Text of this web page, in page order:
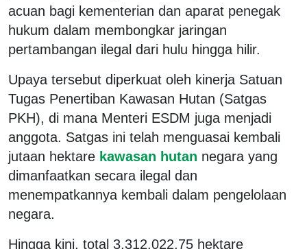
acuan bagi kementerian dan aparat penegak
hukum dalam membongkar jaringan
pertambangan ilegal dari hulu hingga hilir.
Upaya tersebut diperkuat oleh kinerja Satuan
Tugas Penertiban Kawasan Hutan (Satgas
PKH), di mana Menteri ESDM juga menjadi
anggota. Satgas ini telah menguasai kembali
jutaan hektare kawasan hutan negara yang
dimanfaatkan secara ilegal dan
menempatkannya kembali dalam pengelolaan
negara.
Hingga kini, total 3.312.022,75 hektare